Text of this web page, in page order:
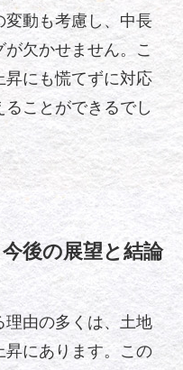
変動も考慮し、中長
欠かせません。こ
にも慌てずに対応
ことができるでし
後の展望と結論
理由の多くは、土地
にあります。この